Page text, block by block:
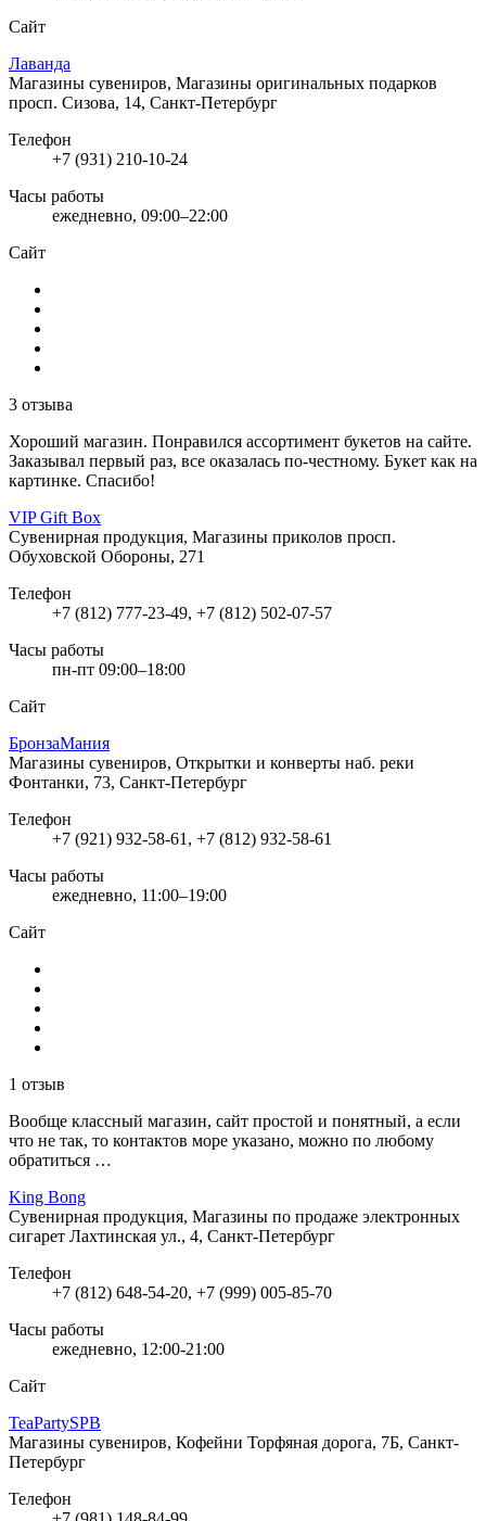
Сайт
Лаванда
Магазины сувениров, Магазины оригинальных подарков
просп. Сизова, 14, Санкт-Петербург
Телефон
+7 (931) 210-10-24
Часы работы
ежедневно, 09:00–22:00
Сайт
3 отзыва
Хороший магазин. Понравился ассортимент букетов на сайте.
Заказывал первый раз, все оказалась по-честному. Букет как на
картинке. Спасибо!
VIP Gift Box
Сувенирная продукция, Магазины приколов просп.
Обуховской Обороны, 271
Телефон
+7 (812) 777-23-49, +7 (812) 502-07-57
Часы работы
пн-пт 09:00–18:00
Сайт
БронзаМания
Магазины сувениров, Открытки и конверты наб. реки
Фонтанки, 73, Санкт-Петербург
Телефон
+7 (921) 932-58-61, +7 (812) 932-58-61
Часы работы
ежедневно, 11:00–19:00
Сайт
1 отзыв
Вообще классный магазин, сайт простой и понятный, а если
что не так, то контактов море указано, можно по любому
обратиться …
King Bong
Сувенирная продукция, Магазины по продаже электронных
сигарет Лахтинская ул., 4, Санкт-Петербург
Телефон
+7 (812) 648-54-20, +7 (999) 005-85-70
Часы работы
ежедневно, 12:00-21:00
Сайт
TeaPartySPB
Магазины сувениров, Кофейни Торфяная дорога, 7Б, Санкт-
Петербург
Телефон